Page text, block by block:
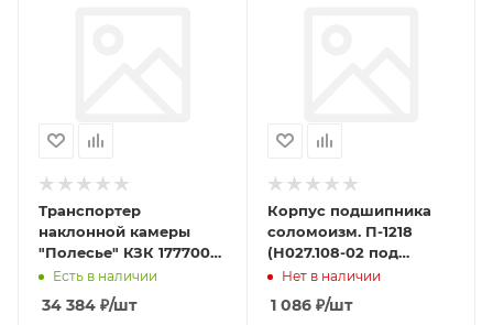
Транспортер
наклонной камеры
"Полесье" КЗК 1777000
пл. 4мм болт
Есть в наличии
34 384 ₽/шт
Корпус подшипника
соломоизм. П-1218
(Н027.108-02 под
680210) КЗК 10-0290105
Нет в наличии
1 086₽/шт